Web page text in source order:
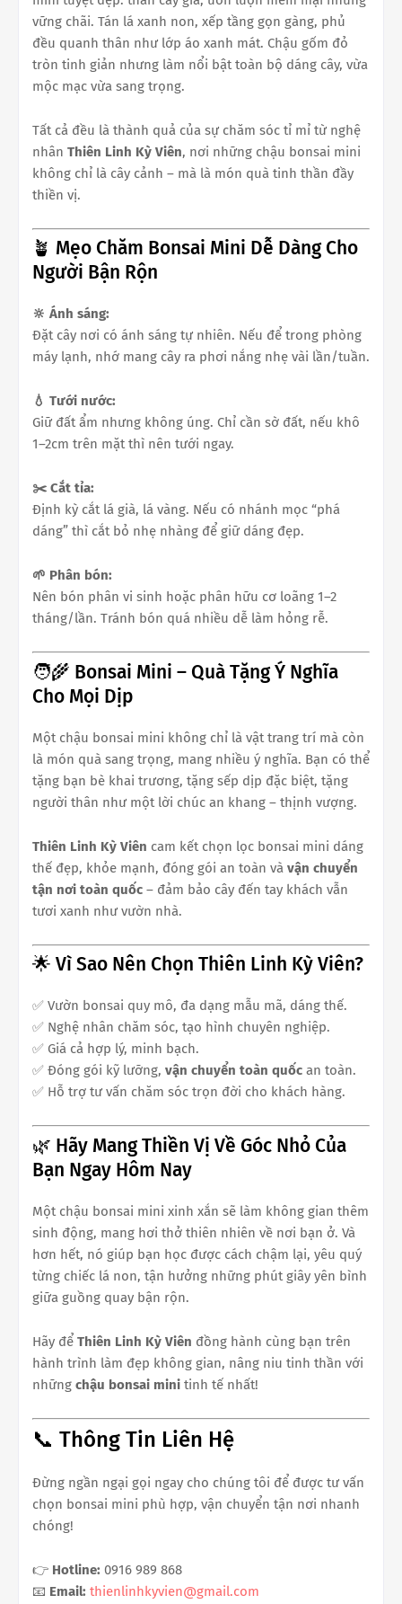
vững chãi. Tán lá xanh non, xếp tầng gọn gàng, phủ
đều quanh thân như lớp áo xanh mát. Chậu gốm đỏ
tròn tinh giản nhưng làm nổi bật toàn bộ dáng cây, vừa
mộc mạc vừa sang trọng.
Tất cả đều là thành quả của sự chăm sóc tỉ mỉ từ nghệ
nhân Thiên Linh Kỳ Viên, nơi những chậu bonsai mini
không chỉ là cây cảnh – mà là món quà tinh thần đầy
thiền vị.
🪴 Mẹo Chăm Bonsai Mini Dễ Dàng Cho
Người Bận Rộn
🔆 Ánh sáng:
Đặt cây nơi có ánh sáng tự nhiên. Nếu để trong phòng
máy lạnh, nhớ mang cây ra phơi nắng nhẹ vài lần/tuần.
💧 Tưới nước:
Giữ đất ẩm nhưng không úng. Chỉ cần sờ đất, nếu khô
1–2cm trên mặt thì nên tưới ngay.
✂️ Cắt tỉa:
Định kỳ cắt lá già, lá vàng. Nếu có nhánh mọc “phá
dáng” thì cắt bỏ nhẹ nhàng để giữ dáng đẹp.
🌱 Phân bón:
Nên bón phân vi sinh hoặc phân hữu cơ loãng 1–2
tháng/lần. Tránh bón quá nhiều dễ làm hỏng rễ.
🧑‍🌾 Bonsai Mini – Quà Tặng Ý Nghĩa
Cho Mọi Dịp
Một chậu bonsai mini không chỉ là vật trang trí mà còn
là món quà sang trọng, mang nhiều ý nghĩa. Bạn có thể
tặng bạn bè khai trương, tặng sếp dịp đặc biệt, tặng
người thân như một lời chúc an khang – thịnh vượng.
Thiên Linh Kỳ Viên cam kết chọn lọc bonsai mini dáng
thế đẹp, khỏe mạnh, đóng gói an toàn và vận chuyển
tận nơi toàn quốc – đảm bảo cây đến tay khách vẫn
tươi xanh như vườn nhà.
🌟 Vì Sao Nên Chọn Thiên Linh Kỳ Viên?
✅ Vườn bonsai quy mô, đa dạng mẫu mã, dáng thế.
✅ Nghệ nhân chăm sóc, tạo hình chuyên nghiệp.
✅ Giá cả hợp lý, minh bạch.
✅ Đóng gói kỹ lưỡng, vận chuyển toàn quốc an toàn.
✅ Hỗ trợ tư vấn chăm sóc trọn đời cho khách hàng.
🌿 Hãy Mang Thiền Vị Về Góc Nhỏ Của
Bạn Ngay Hôm Nay
Một chậu bonsai mini xinh xắn sẽ làm không gian thêm
sinh động, mang hơi thở thiên nhiên về nơi bạn ở. Và
hơn hết, nó giúp bạn học được cách chậm lại, yêu quý
từng chiếc lá non, tận hưởng những phút giây yên bình
giữa guồng quay bận rộn.
Hãy để Thiên Linh Kỳ Viên đồng hành cùng bạn trên
hành trình làm đẹp không gian, nâng niu tinh thần với
những chậu bonsai mini tinh tế nhất!
📞 Thông Tin Liên Hệ
Đừng ngần ngại gọi ngay cho chúng tôi để được tư vấn
chọn bonsai mini phù hợp, vận chuyển tận nơi nhanh
chóng!
👉 Hotline: 0916 989 868
📧 Email: thienlinhkyvien@gmail.com